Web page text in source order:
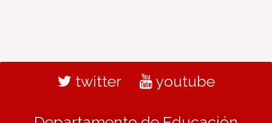
twitter youtube